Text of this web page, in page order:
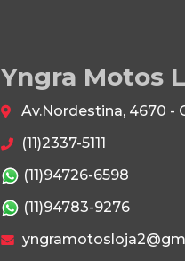
Yngra Motos
Av.Nordestina, 4670 -
(11)2337-5111
(11)94726-6598
(11)94783-9276